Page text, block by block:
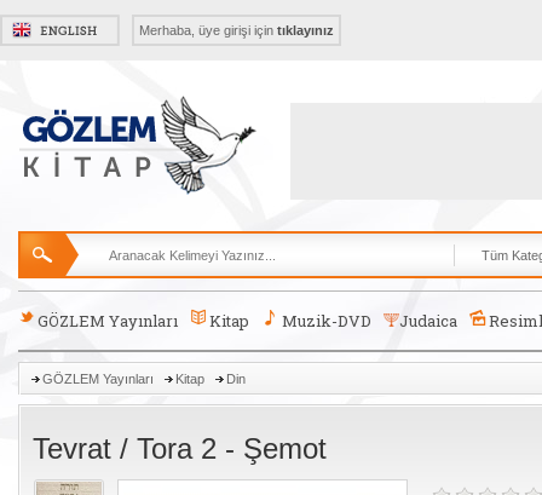
Merhaba, üye girişi için tıklayınız
GÖZLEM Yayınları Kitap Muzik-DVD Judaica
GÖZLEM Yayınları Kitap Din
Tevrat / Tora 2 - Şemot